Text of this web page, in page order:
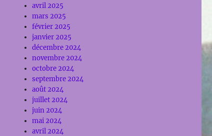
avril 2025
mars 2025
février 2025
janvier 2025
décembre 2024
novembre 2024
octobre 2024
septembre 2024
août 2024
juillet 2024
juin 2024
mai 2024
avril 2024